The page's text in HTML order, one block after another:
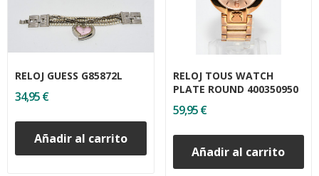
RELOJ GUESS G85872L
34,95 €
Añadir al carrito
RELOJ TOUS WATCH
PLATE ROUND 400350950
59,95 €
Añadir al carrito